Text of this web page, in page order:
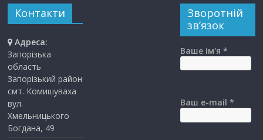
Контакти
Адреса:
Запорізька
область
Запорізький район
смт. Комишуваха
вул.
Хмельницького
Богдана, 49
Зворотній
зв’язок
Ваше ім'я *
Ваш e-mail *